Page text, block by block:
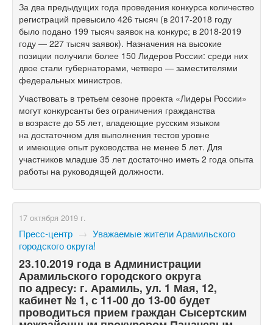
За два предыдущих года проведения конкурса количество
регистраций превысило 426 тысяч (в 2017-2018 году
было подано 199 тысяч заявок на конкурс; в 2018-2019
году — 227 тысяч заявок). Назначения на высокие
позиции получили более 150 Лидеров России: среди них
двое стали губернаторами, четверо — заместителями
федеральных министров.
Участвовать в третьем сезоне проекта «Лидеры России»
могут конкурсанты без ограничения гражданства
в возрасте до 55 лет, владеющие русским языком
на достаточном для выполнения тестов уровне
и имеющие опыт руководства не менее 5 лет. Для
участников младше 35 лет достаточно иметь 2 года опыта
работы на руководящей должности.
17 октября 2019 г.
Пресс-центр → Уважаемые жители Арамильского
городского округа!
23.10.2019 года в Администрации
Арамильского городского округа
по адресу: г. Арамиль, ул. 1 Мая, 12,
кабинет № 1, с 11-00 до 13-00 будет
проводиться прием граждан Сысертским